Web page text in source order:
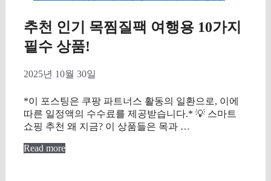
추천 인기 목찜질팩 여행용 10가지
필수 상품!
2025년 10월 30일
*이 포스팅은 쿠팡 파트너스 활동의 일환으로, 이에
따른 일정액의 수수료를 제공받습니다.* 💡 스마트
쇼핑 추천 왜 지금? 이 상품들은 목과 …
Read more